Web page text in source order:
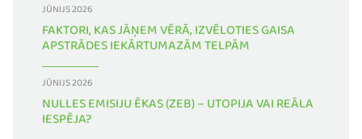
JŪNIJS 2026
FAKTORI, KAS JĀŅEM VĒRĀ, IZVĒLOTIES GAISA
APSTRĀDES IEKĀRTUMAZĀM TELPĀM
JŪNIJS 2026
NULLES EMISIJU ĒKAS (ZEB) – UTOPIJA VAI REĀLA
IESPĒJA?